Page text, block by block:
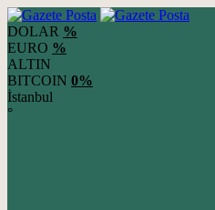
DOLAR %
EURO %
ALTIN
BITCOIN 0%
İstanbul
°